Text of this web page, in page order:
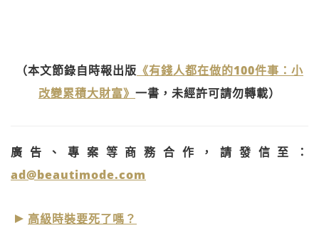
（本文節錄自時報出版 《有錢人都在做的100件事：小
改變累積大財富》 一書，未經許可請勿轉載）
廣告、專案等商務合作，請發信至：
ad@beautimode.com
高級時裝要死了嗎？